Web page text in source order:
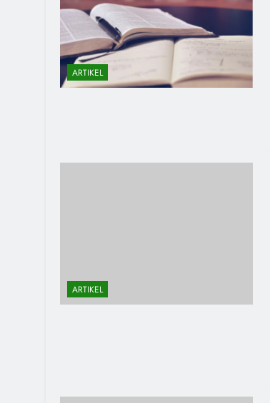
ARTIKEL
ARTIKEL